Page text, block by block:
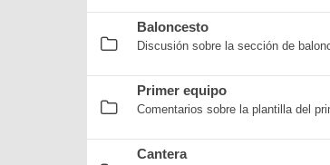
Baloncesto
Discusión sobre la sección de
Primer equipo
Comentarios sobre la plantilla del
Cantera